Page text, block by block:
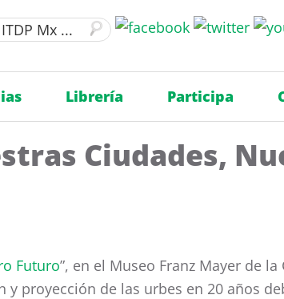
Librería Participa
Ciudades,
Futuro”, en el Museo Franz Mayer de
proyección de las urbes en 20 años